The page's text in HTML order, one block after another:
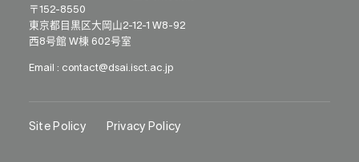
〒152-8550
東京都目黒区大岡山2-12-1 W8-92
西8号館 W棟 602号室
Email : contact@dsai.isct.ac.jp
Site Policy Privacy Policy